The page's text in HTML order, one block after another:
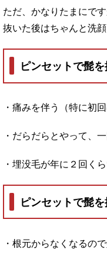
ただ、かなりたまにで
抜いた後はちゃんと洗
ピンセットで髭
・痛みを伴う（特に初
・だらだらとやって、
・埋没毛が年に２回く
ピンセットで髭
・根元からなくなるの